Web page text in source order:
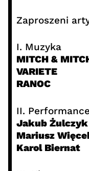
Zaproszeni
I. Muzyka
MITCH &
VARIETE
RANOC
II.
Jakub Żulczyk
Mariusz
Karol Biernat